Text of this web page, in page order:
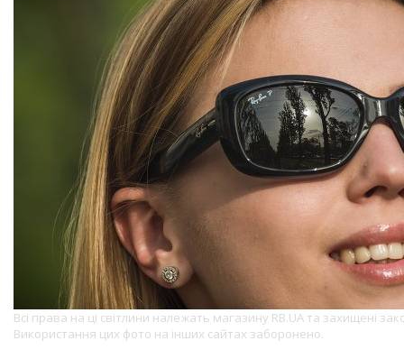
Всі права на ці світлини належать магазину RB.UA та захищені
Використання цих фото на інших сайтах заборонено.